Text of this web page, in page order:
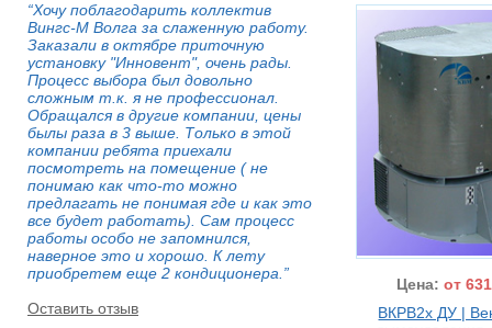
Цена: от
ВКРВ2х ДУ |
“Хочу поблагодарить коллектив
Вингс-М Волга за слаженную работу.
Заказали в октябре приточную
установку "Инновент", очень рады.
Процесс выбора был довольно
сложным т.к. я не профессионал.
Обращался в другие компании, цены
былы раза в 3 выше. Только в этой
компании ребята приехали
посмотреть на помещение ( не
понимаю как что-то можно
предлагать не понимая где и как это
все будет работать). Сам процесс
работы особо не запомнился,
наверное это и хорошо. К лету
приобретем еще 2 кондиционера.”
Оставить отзыв